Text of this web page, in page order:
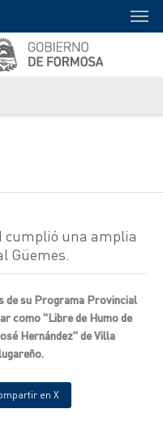
cumplió una amplia
Güemes.
de su Programa Provincial
como "Libre de Humo de
Hernández" de Villa
en X